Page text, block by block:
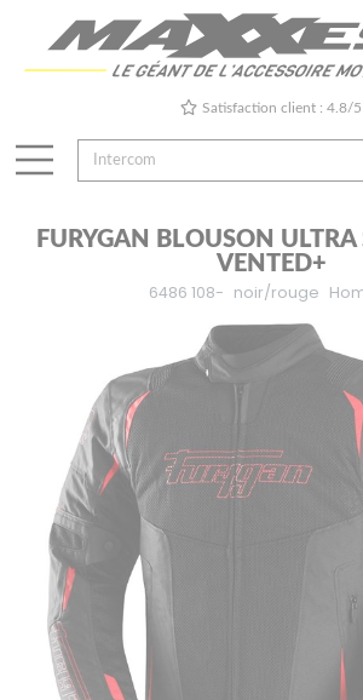
Satisfaction client : 4.8/5
FURYGAN BLOUSON
VENTED+
6486 108- noir/rouge